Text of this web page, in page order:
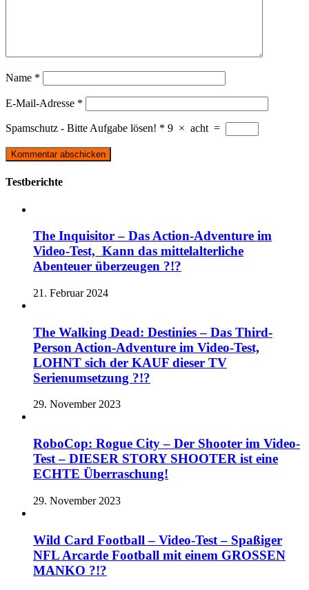
Name *
E-Mail-Adresse *
Spamschutz - Bitte Aufgabe lösen! * 9 × acht =
Testberichte
The Inquisitor – Das Action-Adventure im
Video-Test, Kann das mittelalterliche
Abenteuer überzeugen ?!?
21. Februar 2024
The Walking Dead: Destinies – Das Third-
Person Action-Adventure im Video-Test,
LOHNT sich der KAUF dieser TV
Serienumsetzung ?!?
29. November 2023
RoboCop: Rogue City – Der Shooter im Video-
Test – DIESER STORY SHOOTER ist eine
ECHTE Überraschung!
29. November 2023
Wild Card Football – Video-Test – Spaßiger
NFL Arcarde Football mit einem GROSSEN
MANKO ?!?